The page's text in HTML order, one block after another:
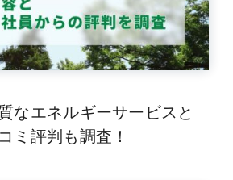
なエネルギーサービスと
ミ評判も調査！